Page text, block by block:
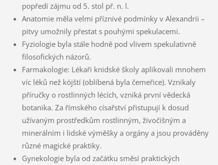
popředí zájmu od 5. stol př. n. l.
Anatomie měla velmi příznivé podmínky v Alexandrii –
pitvy umožnily přestat s pouhými spekulacemi.
Fyziologie byla stále hodně pod vlivem spekulativně
filosofických názorů.
Farmakologie: Lékaři knidské školy aplikovali mnohem
víc léků než kójští (oblíbená byla čemeřice). Vznikaly
příručky o rostlinných lécích, vzniká první vědecká
botanika. Za římského císařství přistupují k dosud
užívaným prostředkům rostlinným, živočišným a
minerálním i lidské výměšky a orgány a jsou prováděny
různé magické praktiky.
Gynekologie byla od začátku směsí praktických